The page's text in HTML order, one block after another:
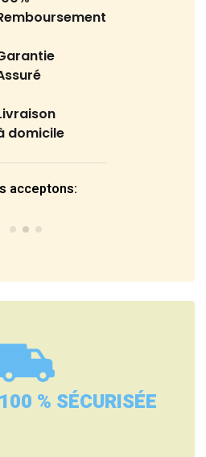
domicile
acceptons:
% SÉCURISÉE